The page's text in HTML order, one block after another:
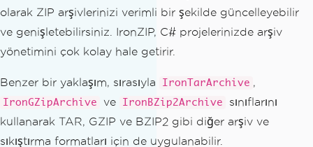
olarak ZIP arşivlerinizi verimli bir şekilde güncelleyebilir
ve genişletebilirsiniz. IronZIP, C# projelerinizde arşiv
yönetimini çok kolay hale getirir.
Benzer bir yaklaşım, sırasıyla IronTarArchive ,
IronGZipArchive ve IronBZip2Archive
sınıflarını
kullanarak TAR, GZIP ve BZIP2 gibi diğer arşiv ve
sıkıştırma formatları için de uygulanabilir.